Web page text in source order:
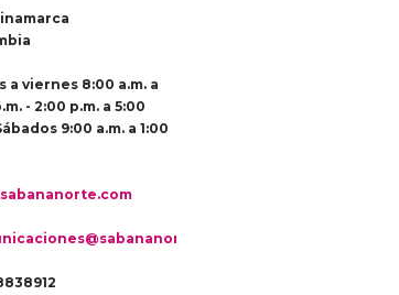
a viernes 8:00 a.m. a
- 2:00 p.m. a 5:00
9:00 a.m. a 1:00